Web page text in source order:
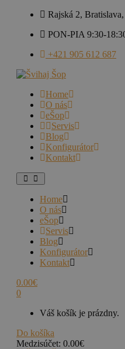
Rajská 2,
PON-PIA 9:30-
+421 905 612 687
Home
O nás
eŠop
Servis
Blog
Konfigurátor
Kontakt
Home
O nás
eŠop
Servis
Blog
Konfigurátor
Kontakt
0.00€
0
Váš košík je prázdny.
Do košíka
Medzisúčet: 0.00€